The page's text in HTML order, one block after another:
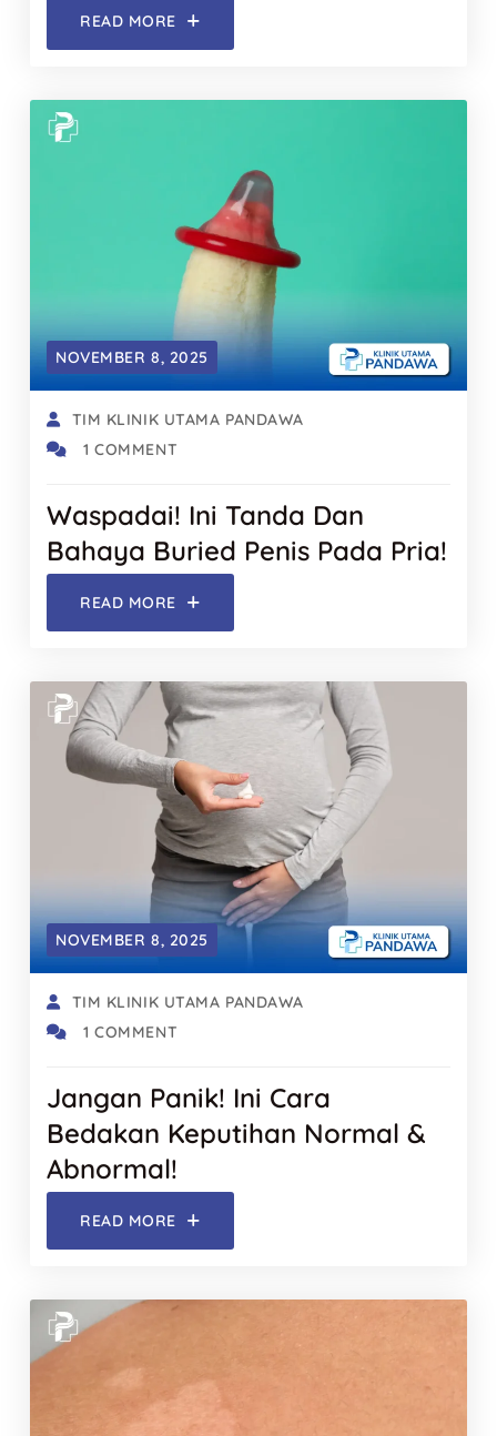
READ MORE
NOVEMBER 8, 2025
TIM KLINIK UTAMA PANDAWA
1 COMMENT
Waspadai! Ini Tanda Dan
Bahaya Buried Penis Pada Pria!
READ MORE
NOVEMBER 8, 2025
TIM KLINIK UTAMA PANDAWA
1 COMMENT
Jangan Panik! Ini Cara
Bedakan Keputihan Normal &
Abnormal!
READ MORE